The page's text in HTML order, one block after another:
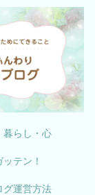
暮らし・心
ッテン！
グ運営方法